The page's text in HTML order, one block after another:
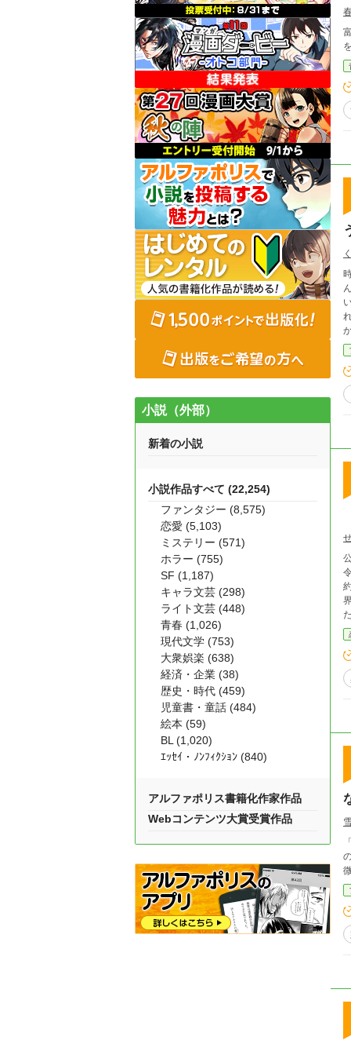
時は令
撃退
令
界も変
た。 ――――――――――――しかし、転
ない
小説（外部）
新着の小説
小説作品すべて (22,254)
ファンタジー (8,575)
恋愛 (5,103)
ミステリー (571)
ホラー (755)
SF (1,187)
キャラ文芸 (298)
ライト文芸 (448)
青春 (1,026)
現代文学 (753)
大衆娯楽 (638)
経済・企業 (38)
歴史・時代 (459)
児童書・童話 (484)
絵本 (59)
BL (1,020)
ｴｯｾｲ・ﾉﾝﾌｨｸｼｮﾝ (840)
アルファポリス書籍化作家作品
Webコンテンツ大賞受賞作品